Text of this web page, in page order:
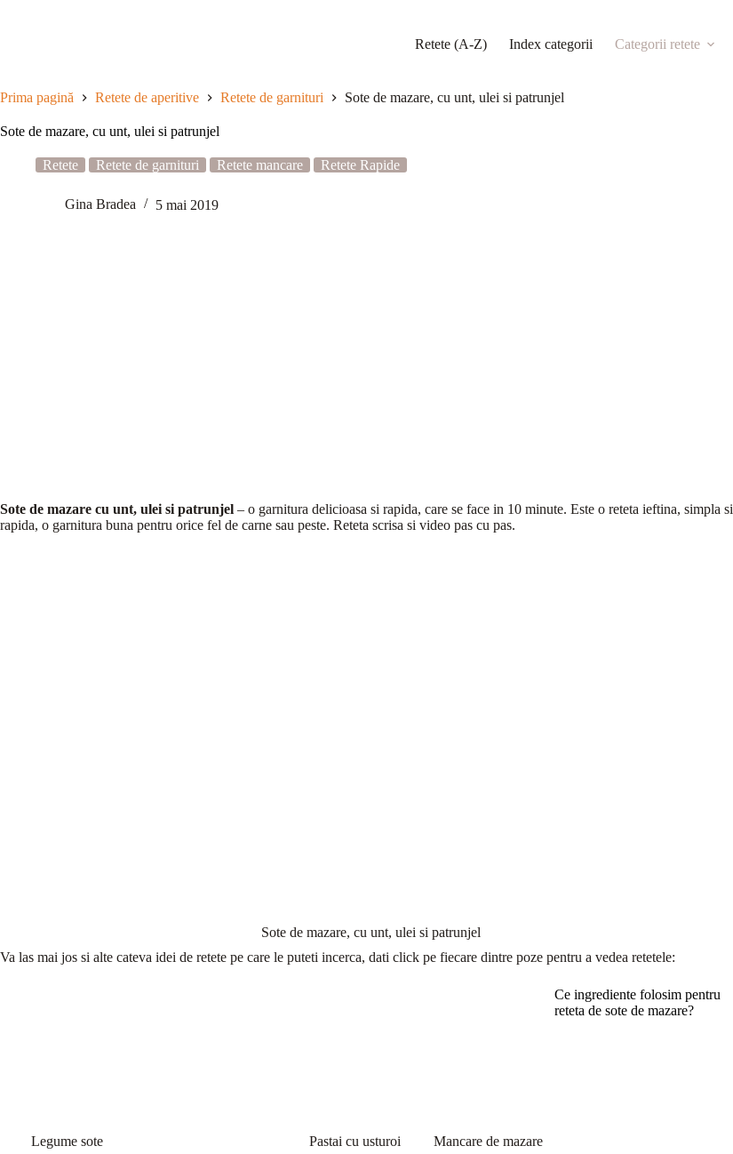
Retete (A-Z) Index categorii Categorii retete
Prima pagină Retete de aperitive Retete de garnituri Sote de mazare, cu unt, ulei si patrunjel
Sote de mazare, cu unt, ulei si patrunjel
Retete Retete de garnituri Retete mancare Retete Rapide
Gina Bradea 5 mai 2019
Sote de mazare cu unt, ulei si patrunjel – o garnitura delicioasa si rapida, care se face in 10 minute. Este o reteta ieftina, simpla si
rapida, o garnitura buna pentru orice fel de carne sau peste. Reteta scrisa si video pas cu pas.
Sote de mazare, cu unt, ulei si patrunjel
Va las mai jos si alte cateva idei de retete pe care le puteti incerca, dati click pe fiecare dintre poze pentru a vedea retetele:
Legume sote
Pastai cu usturoi Mancare de mazare
Ce ingrediente folosim pentru
reteta de sote de mazare?